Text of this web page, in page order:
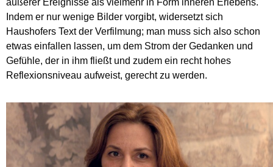
Indem er nur wenige Bilder vorgibt, widersetzt sich
Haushofers Text der Verfilmung; man muss sich also schon
etwas einfallen lassen, um dem Strom der Gedanken und
Gefühle, der in ihm fließt und zudem ein recht hohes
Reflexionsniveau aufweist, gerecht zu werden.